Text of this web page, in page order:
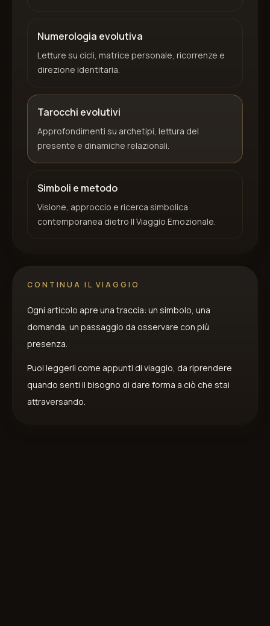
Numerologia evolutiva
Letture su cicli, matrice personale, ricorrenze e
direzione identitaria.
Tarocchi evolutivi
Approfondimenti su archetipi, lettura del
presente e dinamiche relazionali.
Simboli e metodo
Visione, approccio e ricerca simbolica
contemporanea dietro Il Viaggio Emozionale.
CONTINUA IL VIAGGIO
Ogni articolo apre una traccia: un simbolo, una
domanda, un passaggio da osservare con più
presenza.
Puoi leggerli come appunti di viaggio, da riprendere
quando senti il bisogno di dare forma a ciò che stai
attraversando.